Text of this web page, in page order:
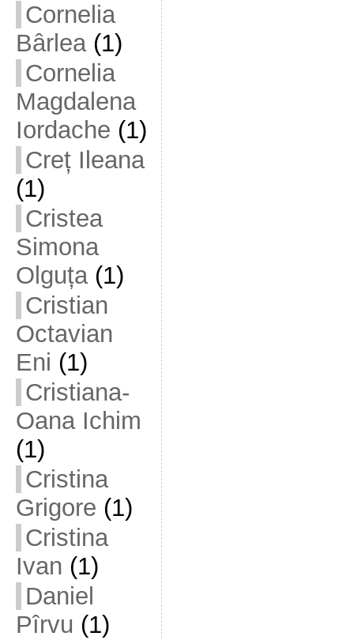
Cornelia
Bârlea(1)
Cornelia
Magdalena
Iordache (1)
Creț Ileana
(1)
Cristea
Simona
Olguța(1)
Cristian
Octavian
Eni (1)
Cristiana-
Oana Ichim
(1)
Cristina
Grigore (1)
Cristina
Ivan (1)
Daniel
Pîrvu (1)